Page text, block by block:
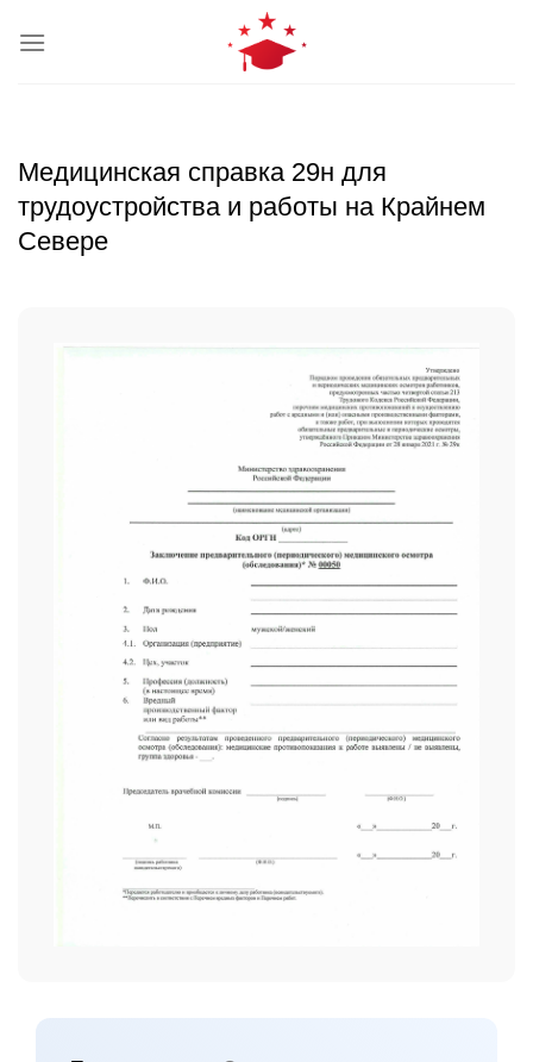
Медицинская справка 29н для
трудоустройства и работы на Крайнем
Севере